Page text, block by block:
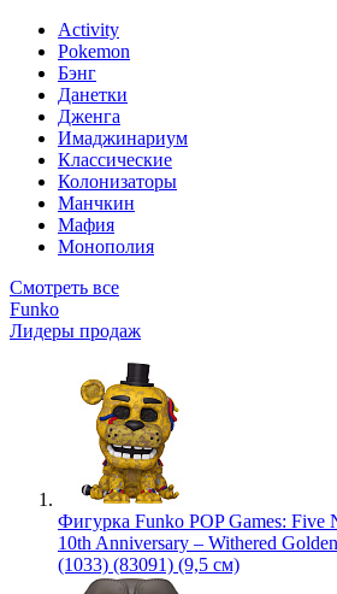
Activity
Pokemon
Бэнг
Данетки
Дженга
Имаджинариум
Классические
Колонизаторы
Манчкин
Мафия
Монополия
Смотреть все
Funko
Лидеры продаж
Фигурка Funko POP Games: Five
10th Anniversary – Withered
(1033) (83091) (9,5 см)